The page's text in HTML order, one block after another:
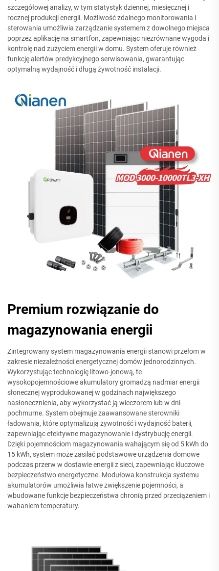
szczegółowej analizy, w tym statystyk dziennej, miesięcznej i
rocznej produkcji energii. Możliwość zdalnego monitorowania i
sterowania umożliwia zarządzanie systemem z dowolnego miejsca
poprzez aplikację na smartfon, zapewniając niezrównane wygoda i
kontrolę nad zużyciem energii w domu. System oferuje również
funkcję alertów predykcyjnego serwisowania, gwarantując
optymalną wydajność i długą żywotność instalacji.
Premium rozwiązanie do
magazynowania energii
Zintegrowany system magazynowania energii stanowi przełom w
zakresie niezależności energetycznej domów jednorodzinnych.
Wykorzystując technologię litowo-jonową, te
wysokopojemnościowe akumulatory gromadzą nadmiar energii
słonecznej wyprodukowanej w godzinach największego
nasłonecznienia, aby wykorzystać ją wieczorem lub w dni
pochmurne. System obejmuje zaawansowane sterowniki
ładowania, które optymalizują żywotność i wydajność baterii,
zapewniając efektywne magazynowanie i dystrybucję energii.
Dzięki pojemnościom magazynowania wahającym się od 5 kWh do
15 kWh, system może zasilać podstawowe urządzenia domowe
podczas przerw w dostawie energii z sieci, zapewniając kluczowe
bezpieczeństwo energetyczne. Modułowa konstrukcja systemu
akumulatorów umożliwia łatwe zwiększenie pojemności, a
wbudowane funkcje bezpieczeństwa chronią przed przeciążeniem i
wahaniem temperatury.